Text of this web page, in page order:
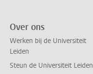
Over ons
Werken bij de Universiteit
Leiden
Steun de Universiteit Leiden